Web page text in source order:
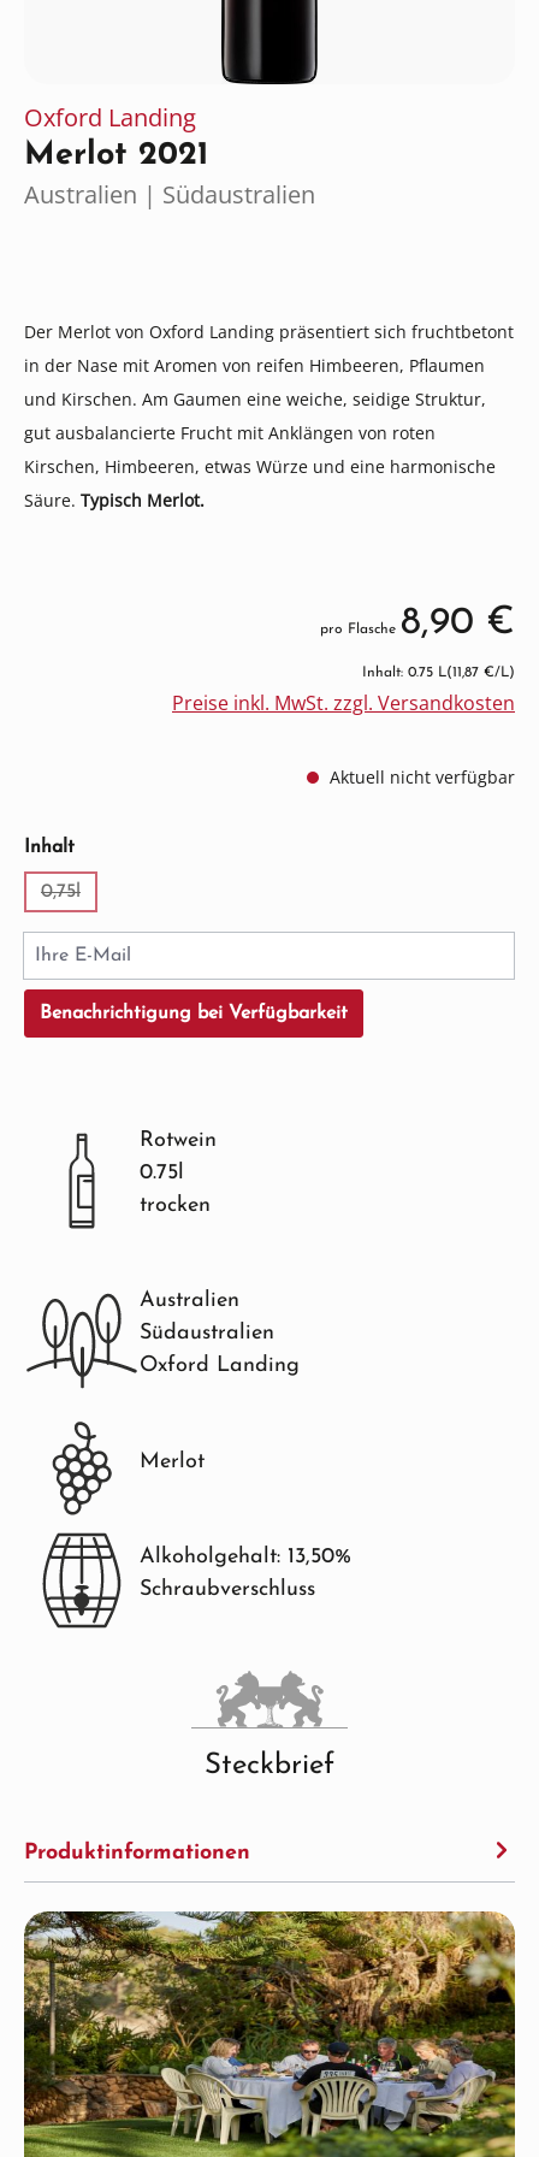
Oxford Landing
Merlot 2021
Australien | Südaustralien
Der Merlot von Oxford Landing präsentiert sich fruchtbetont
in der Nase mit Aromen von reifen Himbeeren, Pflaumen
und Kirschen. Am Gaumen eine weiche, seidige Struktur,
gut ausbalancierte Frucht mit Anklängen von roten
Kirschen, Himbeeren, etwas Würze und eine harmonische
Säure. Typisch Merlot.
pro Flasche 8,90 €
Inhalt: 0.75 L(11,87 €/L)
Preise inkl. MwSt. zzgl. Versandkosten
Aktuell nicht verfügbar
Inhaltauswählen
0,75l
Ihre E-Mail
Benachrichtigung bei Verfügbarkeit
Rotwein
0.75l
trocken
Australien
Südaustralien
Oxford Landing
Merlot
Alkoholgehalt: 13,50%
Schraubverschluss
Steckbrief
Produktinformationen